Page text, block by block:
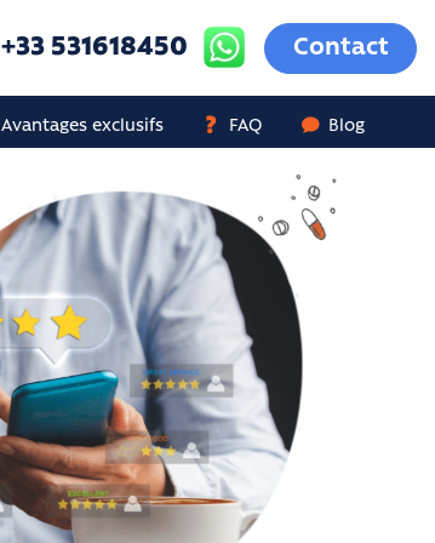
+33 531618450 Contact
Avantages exclusifs FAQ Blog